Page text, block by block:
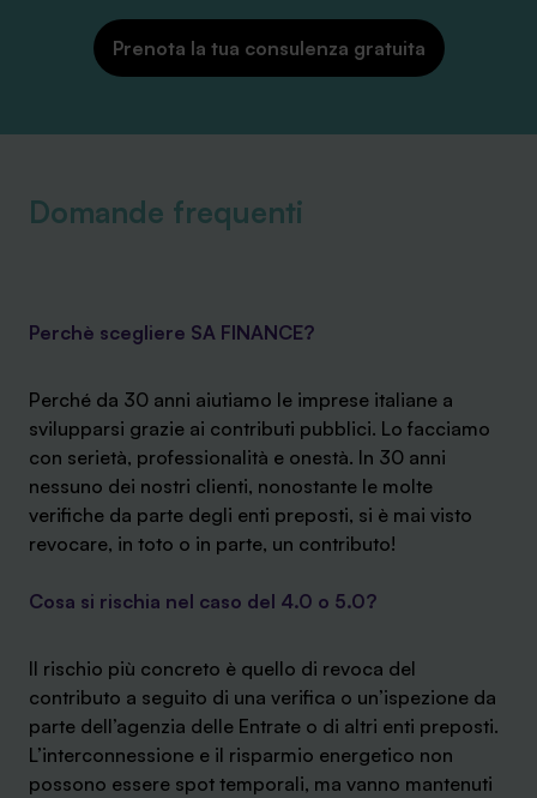
Prenota la tua consulenza gratuita
Domande frequenti
Perchè scegliere SA FINANCE?
Perché da 30 anni aiutiamo le imprese italiane a
svilupparsi grazie ai contributi pubblici. Lo facciamo
con serietà, professionalità e onestà. In 30 anni
nessuno dei nostri clienti, nonostante le molte
verifiche da parte degli enti preposti, si è mai visto
revocare, in toto o in parte, un contributo!
Cosa si rischia nel caso del 4.0 o 5.0?
Il rischio più concreto è quello di revoca del
contributo a seguito di una verifica o un’ispezione da
parte dell’agenzia delle Entrate o di altri enti preposti.
L’interconnessione e il risparmio energetico non
possono essere spot temporali, ma vanno mantenuti